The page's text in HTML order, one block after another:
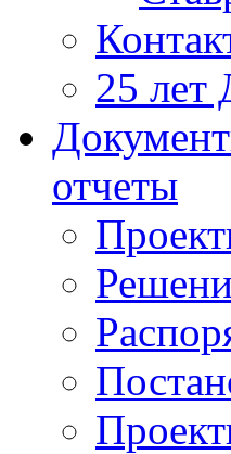
25 лет
отчеты